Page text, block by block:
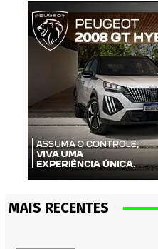
MAIS RECENTES